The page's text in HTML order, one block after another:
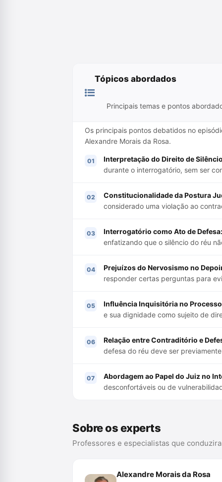
Tópicos abordados
Principais temas e pontos
Os principais pontos debatidos no
Alexandre Morais da Rosa.
Interpretação do Direito de
durante o interrogatório, sem ser
Constitucionalidade da Postura
considerado uma violação ao
Interrogatório como Ato de Defesa:
enfatizando que o silêncio do réu
Prejuízos do Nervosismo no
responder certas perguntas para
Influência Inquisitória no
e sua dignidade como sujeito de
Relação entre Contraditório e
defesa do réu deve ser
Abordagem ao Papel do Juiz no
desconfortáveis ou de
Sobre os experts
Professores e especialistas que
Alexandre Morais da Rosa